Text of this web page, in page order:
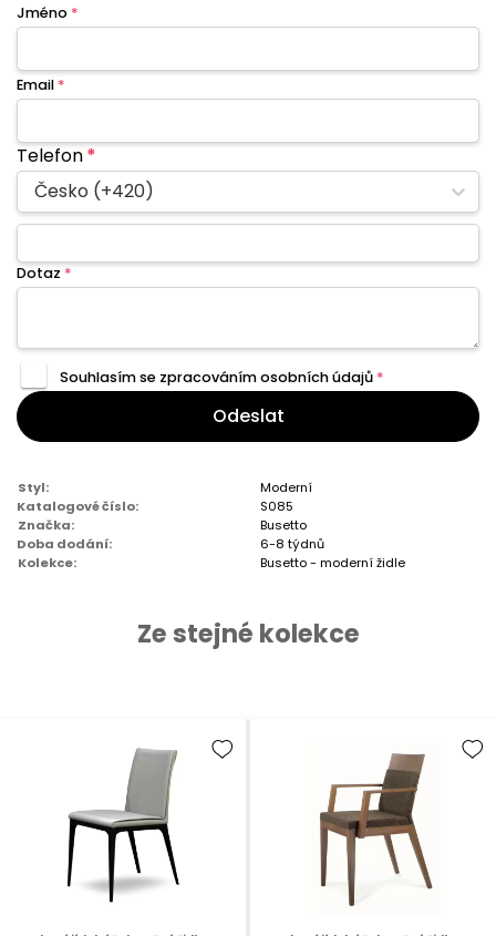
Jméno *
Email *
Telefon*
Česko (+420)
Dotaz *
Souhlasím se zpracovánímosobních údajů *
Odeslat
Styl:
Moderní
Katalogové číslo:
S085
Značka:
Busetto
Doba dodání:
6-8 týdnů
Kolekce:
Busetto - moderní židle
Ze stejné kolekce